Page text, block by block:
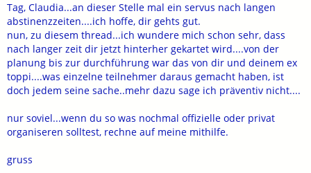
Tag, Claudia...an dieser Stelle mal ein servus nach langen
abstinenzzeiten....ich hoffe, dir gehts gut.
nun, zu diesem thread...ich wundere mich schon sehr, dass
nach langer zeit dir jetzt hinterher gekartet wird....von der
planung bis zur durchführung war das von dir und deinem ex
toppi....was einzelne teilnehmer daraus gemacht haben, ist
doch jedem seine sache..mehr dazu sage ich präventiv nicht....
nur soviel...wenn du so was nochmal offizielle oder privat
organiseren solltest, rechne auf meine mithilfe.
gruss